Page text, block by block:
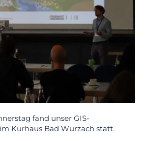
fand unser GIS-
Kurhaus Bad Wurzach statt.